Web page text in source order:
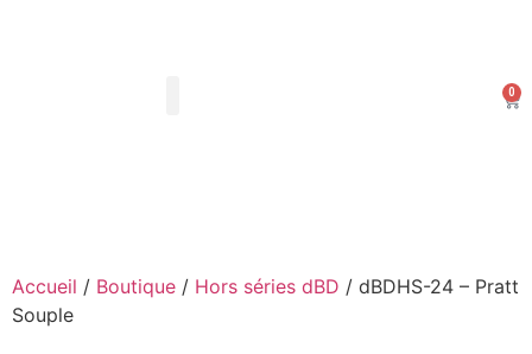
0
Accueil / Boutique / Hors séries dBD / dBDHS-24 – Pratt
Souple